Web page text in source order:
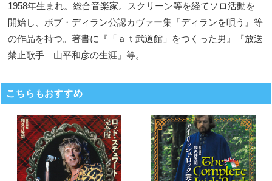
1958年生まれ。総合音楽家。スクリーン等を経てソロ活動を
開始し、ボブ・ディラン公認カヴァー集『ディランを唄う』等
の作品を持つ。著書に『「ａｔ武道館」をつくった男』『放送
禁止歌手 山平和彦の生涯』等。
こちらもおすすめ